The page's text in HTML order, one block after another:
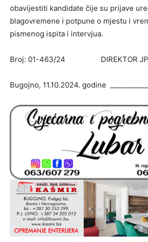
obavijestiti kandidate čije su prijave
blagovremene i potpune o mjestu i
pismenog ispita i intervjua.
Broj: 01-463/24 DIREKTOR JP
Bugojno, 11.10.2024. godine